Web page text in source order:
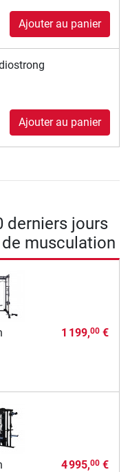
Ajouter au panier
Ajouter au panier
derniers jours
musculation
1 199,00€
4 995,00€